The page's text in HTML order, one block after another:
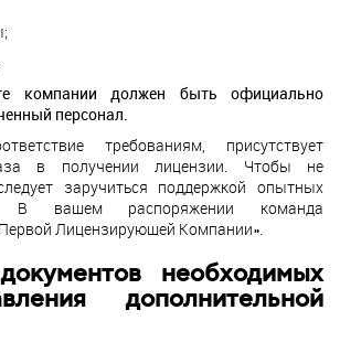
компании должен быть официально
персонал.
требованиям, присутствует
в получении лицензии. Чтобы не
заручиться поддержкой опытных
В вашем распоряжении команда
Лицензирующей Компании».
необходимых
дополнительной